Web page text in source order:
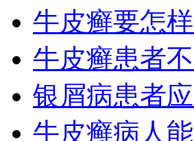
牛皮癣要怎
牛皮癣患者
银屑病患者
牛皮癣病人